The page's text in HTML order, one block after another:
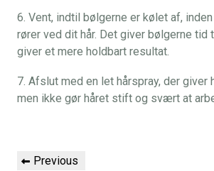
6. Vent, indtil bølgerne er kølet af,
rører ved dit hår. Det giver bølgerne
giver et mere holdbart resultat.
7. Afslut med en let hårspray, der giver
men ikke gør håret stift og svært at
Indlægsnavigation
Previous
Previous